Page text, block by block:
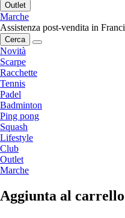
Outlet
Marche
Assistenza post-vendita in
Cerca
Novità
Scarpe
Racchette
Tennis
Padel
Badminton
Ping pong
Squash
Lifestyle
Club
Outlet
Marche
Aggiunta al